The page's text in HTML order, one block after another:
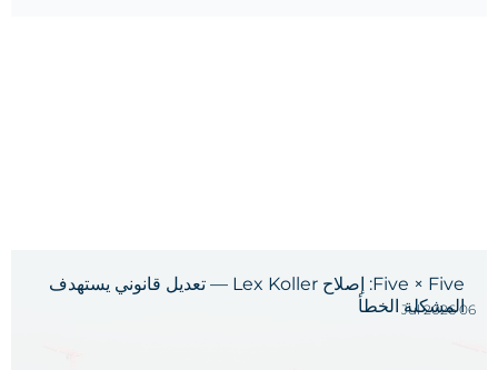
Five × Five: إصلاح Lex Koller — تعديل قانوني يستهدف
المشكلة الخطأ06 Jul 2026